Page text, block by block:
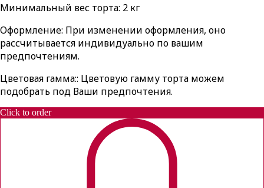
Минимальный вес торта: 2 кг
Оформление: При изменении оформления, оно
рассчитывается индивидуально по вашим
предпочтениям.
Цветовая гамма:: Цветовую гамму торта можем
подобрать под Ваши предпочтения.
Click to order